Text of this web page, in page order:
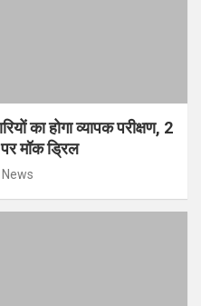
का होगा व्यापक परीक्षण, 2
मॉक ड्रिल